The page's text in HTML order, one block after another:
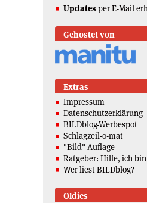
Updates per E-Mail
Gehostet von
Extras
Impressum
Datenschutzerklärung
BILDblog-Werbespot
Schlagzeil-o-mat
"Bild"-Auflage
Ratgeber: Hilfe, ich
Wer liest BILDblog?
Oldies